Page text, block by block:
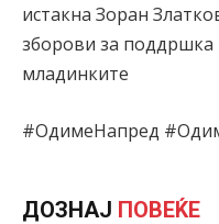
истакна Зоран
зборови за поддршка
младинките
#ОдимеНапред
ДОЗНАЈ ПОВЕЌЕ